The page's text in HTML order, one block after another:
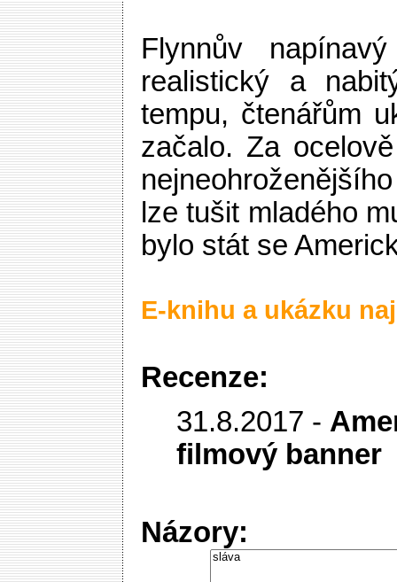
Flynnův
realistický a
tempu, čtenářům
začalo. Za
lze tušit mladého
bylo stát se
E-knihu a ukázku
Recenze:
31.8.2017 -
filmový banner
Názory: